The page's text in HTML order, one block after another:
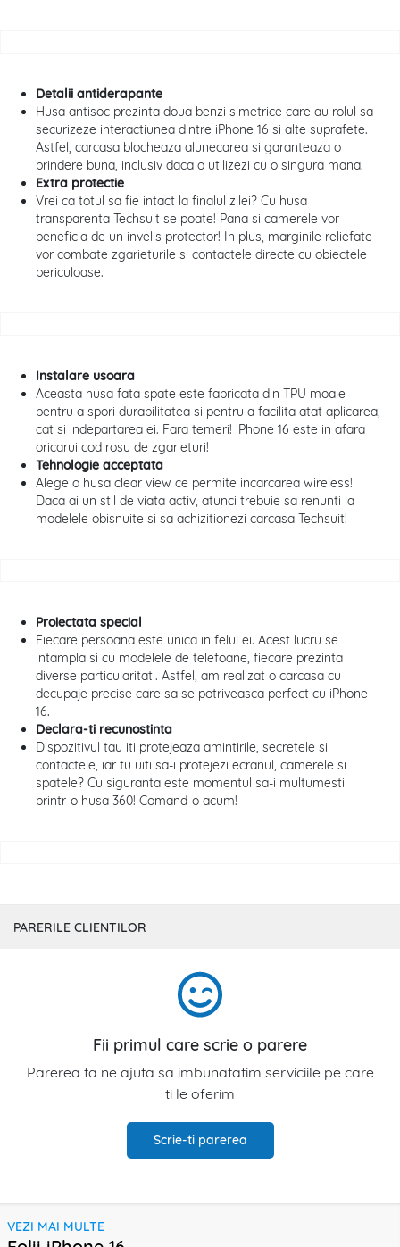
Detalii antiderapante
Husa antisoc prezinta doua benzi simetrice care au rolul sa
securizeze interactiunea dintre iPhone 16 si alte suprafete.
Astfel, carcasa blocheaza alunecarea si garanteaza o
prindere buna, inclusiv daca o utilizezi cu o singura mana.
Extra protectie
Vrei ca totul sa fie intact la finalul zilei? Cu husa
transparenta Techsuit se poate! Pana si camerele vor
beneficia de un invelis protector! In plus, marginile reliefate
vor combate zgarieturile si contactele directe cu obiectele
periculoase.
Instalare usoara
Aceasta husa fata spate este fabricata din TPU moale
pentru a spori durabilitatea si pentru a facilita atat aplicarea,
cat si indepartarea ei. Fara temeri! iPhone 16 este in afara
oricarui cod rosu de zgarieturi!
Tehnologie acceptata
Alege o husa clear view ce permite incarcarea wireless!
Daca ai un stil de viata activ, atunci trebuie sa renunti la
modelele obisnuite si sa achizitionezi carcasa Techsuit!
Proiectata special
Fiecare persoana este unica in felul ei. Acest lucru se
intampla si cu modelele de telefoane, fiecare prezinta
diverse particularitati. Astfel, am realizat o carcasa cu
decupaje precise care sa se potriveasca perfect cu iPhone
16.
Declara-ti recunostinta
Dispozitivul tau iti protejeaza amintirile, secretele si
contactele, iar tu uiti sa-i protejezi ecranul, camerele si
spatele? Cu siguranta este momentul sa-i multumesti
printr-o husa 360! Comand-o acum!
PARERILE CLIENTILOR
Fii primul care scrie o parere
Parerea ta ne ajuta sa imbunatatim serviciile pe care
ti le oferim
Scrie-ti parerea
VEZI MAI MULTE